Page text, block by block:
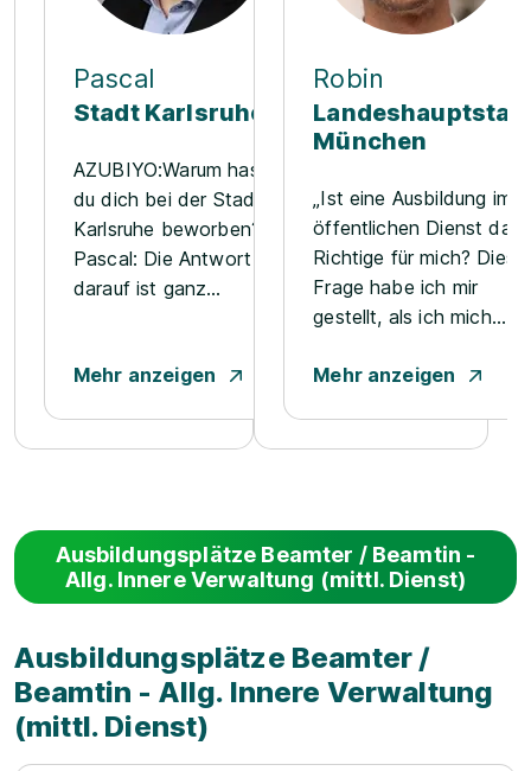
Pascal
Stadt Karlsruhe
AZUBIYO:Warum hast
du dich bei der Stadt
Karlsruhe beworben?
Pascal: Die Antwort
darauf ist ganz
Schulzeit ein
ich mich einfach als
Verwaltungswirt bei
der Stadt beworben
AZUBIYO:Warum hast
du dich für die Stadt
Karlsruhe entschieden
und...
Mehr anzeigen
Robin
München
„Ist eine Ausbildung im
öffentlichen Dienst das
Richtige für mich? Diese
Frage habe ich mir
gestellt, als ich mich
zum Verwaltungswirt bei
München informiert
Ausbildung umfasst viele
rechtliche Gebiete (z.B.
Kommunalrecht,
Staatsrecht, Privatrecht,
etc.), aber...
Mehr anzeigen
Ausbildungsplätze Beamter / Beamtin -
Allg. Innere Verwaltung (mittl. Dienst)
Ausbildungsplätze Beamter /
Beamtin - Allg. Innere Verwaltung
(mittl. Dienst)